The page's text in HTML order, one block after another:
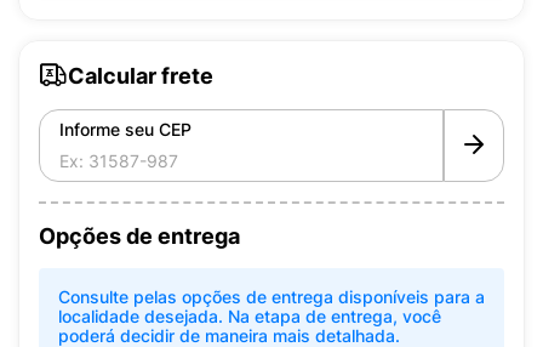
Calcular frete
Informe seu CEP
Opções de entrega
Consulte pelas opções de entrega disponíveis para a
localidade desejada. Na etapa de entrega, você
poderá decidir de maneira mais detalhada.